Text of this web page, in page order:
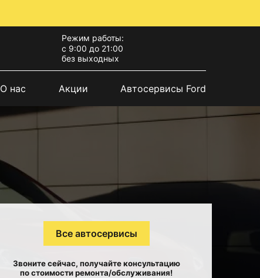
Режим работы:
с 9:00 до 21:00
без выходных
О нас Акции Автосервисы Ford
Все автосервисы
Звоните сейчас, получайте консультацию
по стоимости ремонта/обслуживания!